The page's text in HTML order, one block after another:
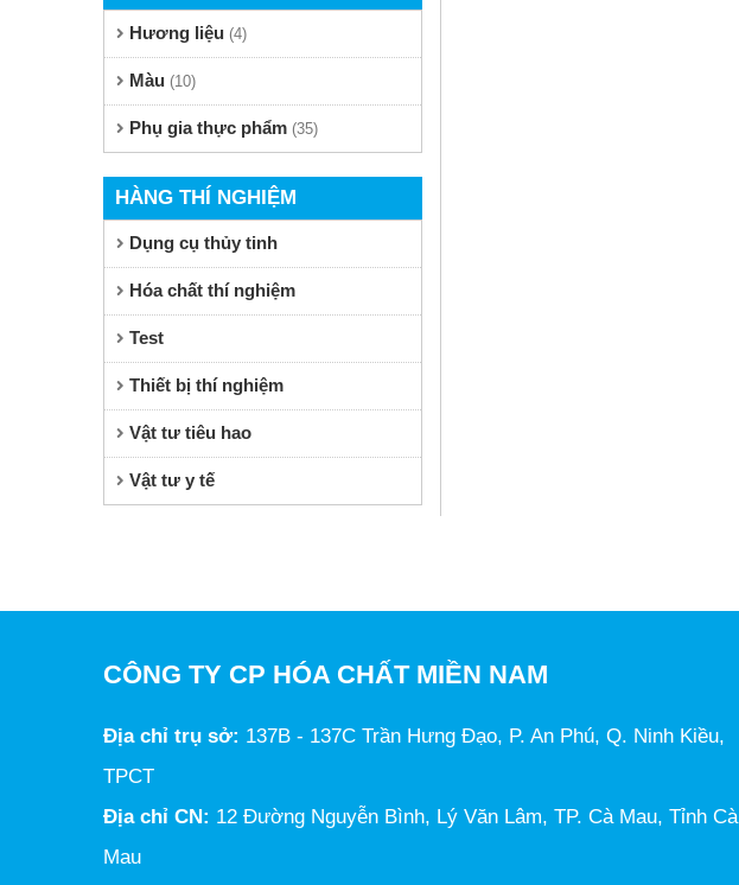
Hương liệu (4)
Màu (10)
Phụ gia thực phẩm (35)
HÀNG THÍ NGHIỆM
Dụng cụ thủy tinh
Hóa chất thí nghiệm
Test
Thiết bị thí nghiệm
Vật tư tiêu hao
Vật tư y tế
CÔNG TY CP HÓA CHẤT MIỀN NAM
Địa chỉ trụ sở: 137B - 137C Trần Hưng Đạo, P. An Phú, Q. Ninh Kiều,
TPCT
Địa chỉ CN: 12 Đường Nguyễn Bình, Lý Văn Lâm, TP. Cà Mau, Tỉnh Cà
Mau